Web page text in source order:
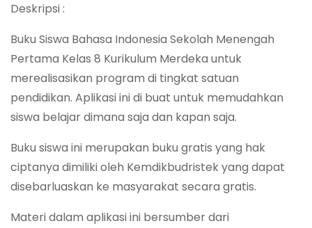
Deskripsi :
Buku Siswa Bahasa Indonesia Sekolah Menengah
Pertama Kelas 8 Kurikulum Merdeka untuk
merealisasikan program di tingkat satuan
pendidikan. Aplikasi ini di buat untuk memudahkan
siswa belajar dimana saja dan kapan saja.
Buku siswa ini merupakan buku gratis yang hak
ciptanya dimiliki oleh Kemdikbudristek yang dapat
disebarluaskan ke masyarakat secara gratis.
Materi dalam aplikasi ini bersumber dari